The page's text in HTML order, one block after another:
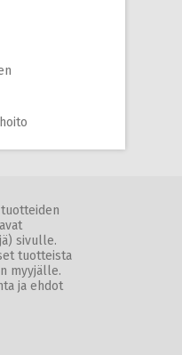
sivulle.
tuotteista
myyjälle.
ja ehdot